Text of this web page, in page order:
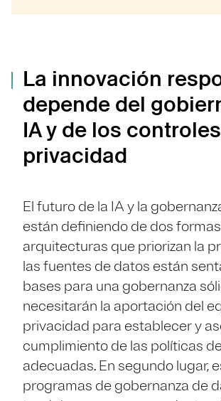
La innovación
depende del
IA y de los
privacidad
El futuro de la IA y la
están definiendo de dos
arquitecturas que priorizan la
las fuentes de datos están
bases para una gobernanza
necesitarán la aportación del
privacidad para establecer y
cumplimiento de las políticas
adecuadas. En segundo lugar,
programas de gobernanza de